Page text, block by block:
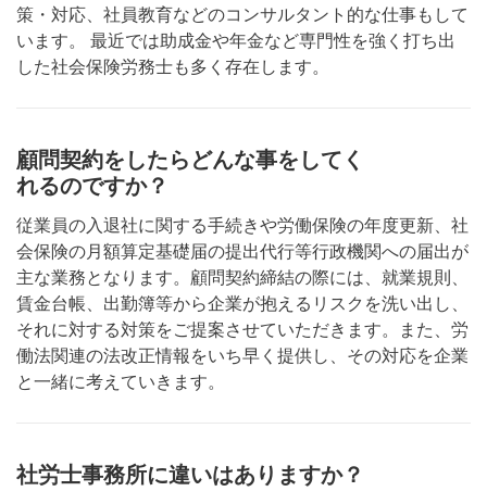
策・対応、社員教育などのコンサルタント的な仕事もして
います。 最近では助成金や年金など専門性を強く打ち出
した社会保険労務士も多く存在します。
顧問契約をしたらどんな事をしてく
れるのですか？
従業員の入退社に関する手続きや労働保険の年度更新、社
会保険の月額算定基礎届の提出代行等行政機関への届出が
主な業務となります。顧問契約締結の際には、就業規則、
賃金台帳、出勤簿等から企業が抱えるリスクを洗い出し、
それに対する対策をご提案させていただきます。また、労
働法関連の法改正情報をいち早く提供し、その対応を企業
と一緒に考えていきます。
社労士事務所に違いはありますか？